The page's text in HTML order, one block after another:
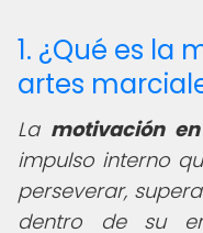
1. ¿Qué es la
artes
La motivación
impulso interno
perseverar,
dentro de su